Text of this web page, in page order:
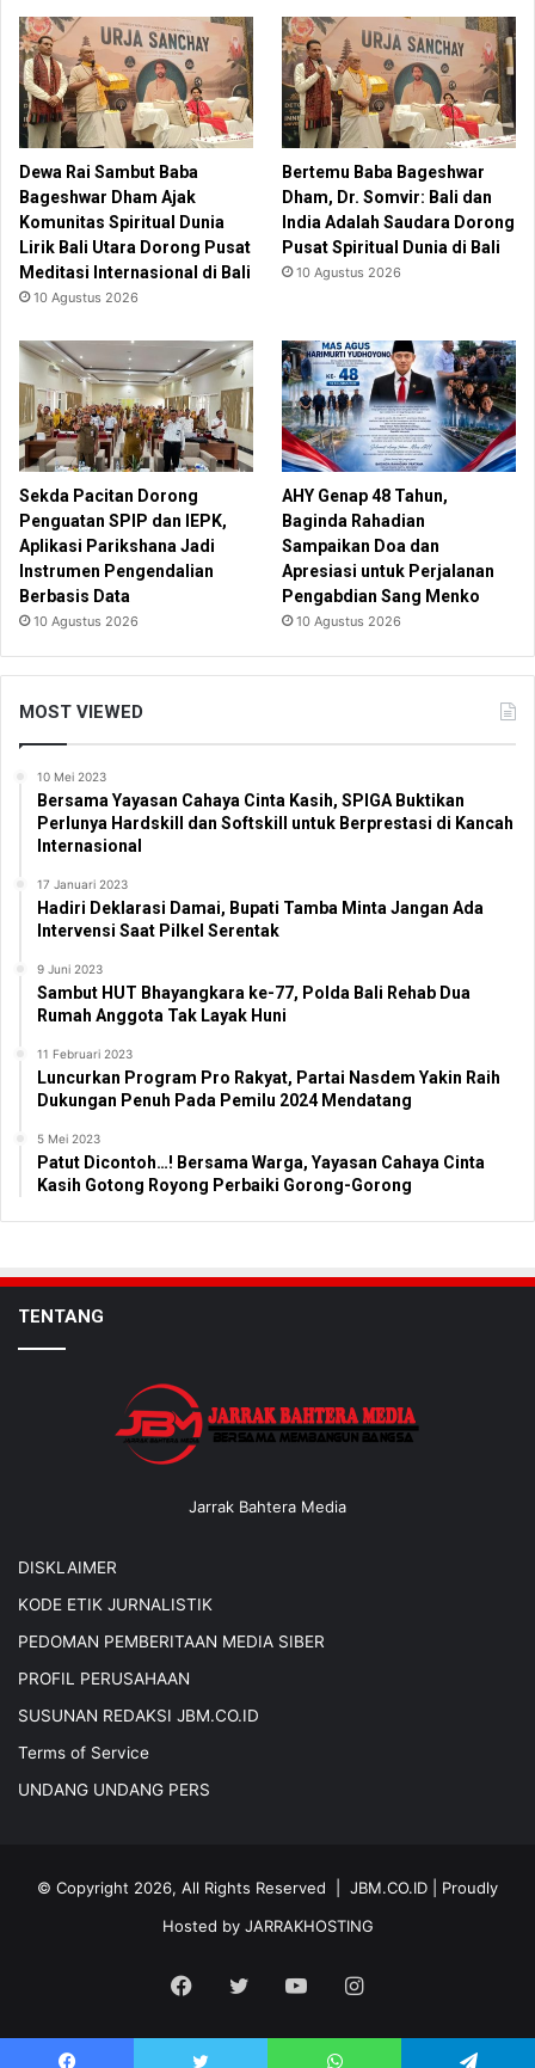
Dewa Rai Sambut Baba
Bageshwar Dham Ajak
Komunitas Spiritual Dunia
Lirik Bali Utara Dorong Pusat
Meditasi Internasional di Bali
10 Agustus 2026
Bertemu Baba Bageshwar
Dham, Dr. Somvir: Bali dan
India Adalah Saudara Dorong
Pusat Spiritual Dunia di Bali
10 Agustus 2026
Sekda Pacitan Dorong
Penguatan SPIP dan IEPK,
Aplikasi Parikshana Jadi
Instrumen Pengendalian
Berbasis Data
10 Agustus 2026
AHY Genap 48 Tahun,
Baginda Rahadian
Sampaikan Doa dan
Apresiasi untuk Perjalanan
Pengabdian Sang Menko
10 Agustus 2026
MOST VIEWED
10 Mei 2023
Bersama Yayasan Cahaya Cinta Kasih, SPIGA Buktikan
Perlunya Hardskill dan Softskill untuk Berprestasi di Kancah
Internasional
17 Januari 2023
Hadiri Deklarasi Damai, Bupati Tamba Minta Jangan Ada
Intervensi Saat Pilkel Serentak
9 Juni 2023
Sambut HUT Bhayangkara ke-77, Polda Bali Rehab Dua
Rumah Anggota Tak Layak Huni
11 Februari 2023
Luncurkan Program Pro Rakyat, Partai Nasdem Yakin Raih
Dukungan Penuh Pada Pemilu 2024 Mendatang
5 Mei 2023
Patut Dicontoh…! Bersama Warga, Yayasan Cahaya Cinta
Kasih Gotong Royong Perbaiki Gorong-Gorong
TENTANG
Jarrak Bahtera Media
DISKLAIMER
KODE ETIK JURNALISTIK
PEDOMAN PEMBERITAAN MEDIA SIBER
PROFIL PERUSAHAAN
SUSUNAN REDAKSI JBM.CO.ID
Terms of Service
UNDANG UNDANG PERS
© Copyright 2026, All Rights Reserved | JBM.CO.ID | Proudly
Hosted by JARRAKHOSTING
Facebook
Twitter YouTubeInstagram